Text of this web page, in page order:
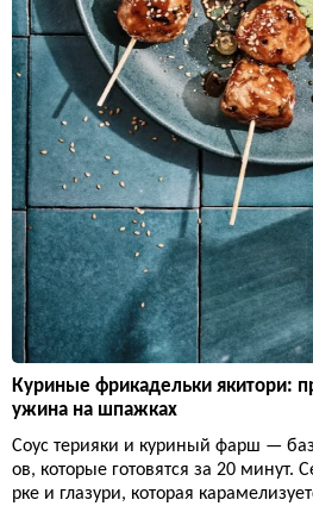
Куриные фрикадельки якитори:
ужина на шпажках
Соус терияки и куриный фарш —
ов, которые готовятся за 20 минут.
рке и глазури, которая